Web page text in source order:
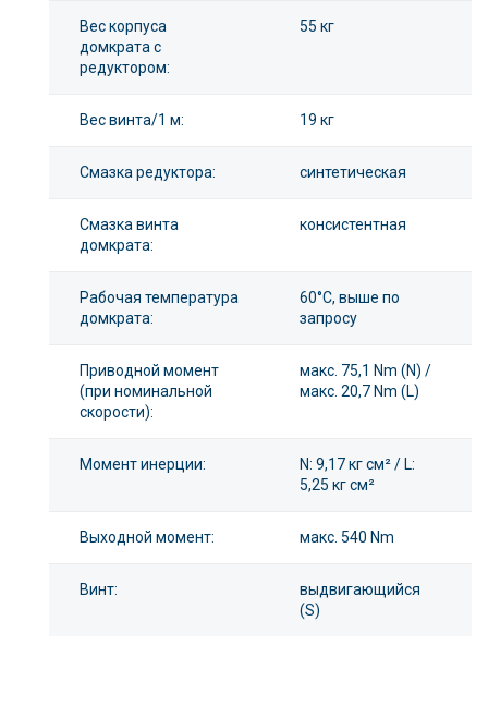
Вес корпуса
домкрата с
редуктором:
55 кг
Вес винта/1 м: 19 кг
Смазка редуктора: синтетическая
Смазка винта
домкрата:
консистентная
Рабочая температура
домкрата:
60°С, выше по
запросу
Приводной момент
(при номинальной
скорости):
макс. 75,1 Nm (N) /
макс. 20,7 Nm (L)
Момент инерции:
N: 9,17 кг см² / L:
5,25 кг см²
Выходной момент: макс. 540 Nm
Винт:
выдвигающийся
(S)